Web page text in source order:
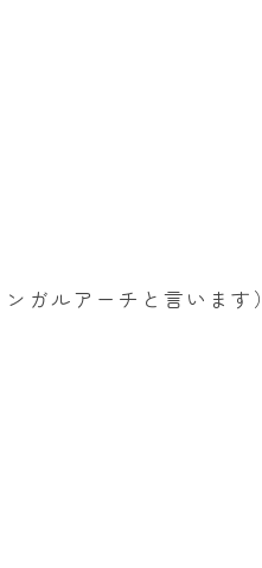
ガルアーチと言います）